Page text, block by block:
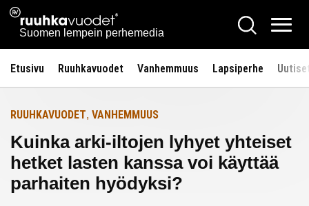
Siirry
sisältöön
Ruuhkavuodet.fi
Suomen lempein perhemedia
Hae
Etusivu Ruuhkavuodet Vanhemmuus Lapsiperhe
Etusivulle
RUUHKAVUODET, VANHEMMUUS
Kuinka arki-iltojen lyhyet yhteiset
hetket lasten kanssa voi käyttää
parhaiten hyödyksi?